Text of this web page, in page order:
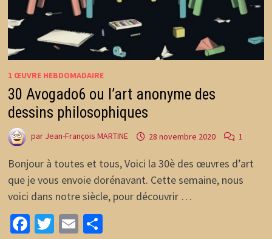
1 ŒUVRE HEBDOMADAIRE
30 Avogado6 ou l’art anonyme des
dessins philosophiques
par Jean-François MARTINE 28 novembre 2020 1
Bonjour à toutes et tous, Voici la 30è des œuvres d’art
que je vous envoie dorénavant. Cette semaine, nous
voici dans notre siècle, pour découvrir …
Facebook
Twitter
EmailPartager